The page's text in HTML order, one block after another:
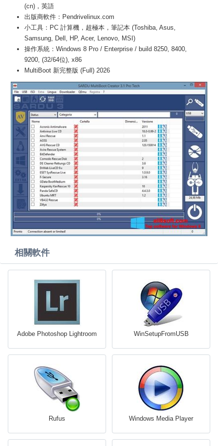
(cn)，英語
出版商軟件：Pendrivelinux.com
小工具：PC 計算機，超極本，筆記本 (Toshiba, Asus,
Samsung, Dell, HP, Acer, Lenovo, MSI)
操作系統：Windows 8 Pro / Enterprise / build 8250, 8400,
9200, (32/64位), x86
MultiBoot 新完整版 (Full) 2026
相關軟件
Adobe Photoshop Lightroom WinSetupFromUSB
Rufus Windows Media Player